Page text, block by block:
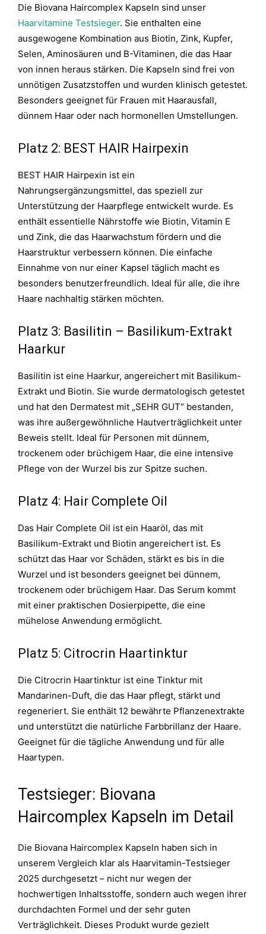
Die Biovana Haircomplex Kapseln sind unser
Haarvitamine Testsieger. Sie enthalten eine
ausgewogene Kombination aus Biotin, Zink, Kupfer,
Selen, Aminosäuren und B-Vitaminen, die das Haar
von innen heraus stärken. Die Kapseln sind frei von
unnötigen Zusatzstoffen und wurden klinisch getestet.
Besonders geeignet für Frauen mit Haarausfall,
dünnem Haar oder nach hormonellen Umstellungen.
Platz 2: BEST HAIR Hairpexin
BEST HAIR Hairpexin ist ein
Nahrungsergänzungsmittel, das speziell zur
Unterstützung der Haarpflege entwickelt wurde. Es
enthält essentielle Nährstoffe wie Biotin, Vitamin E
und Zink, die das Haarwachstum fördern und die
Haarstruktur verbessern können. Die einfache
Einnahme von nur einer Kapsel täglich macht es
besonders benutzerfreundlich. Ideal für alle, die ihre
Haare nachhaltig stärken möchten.
Platz 3: Basilitin – Basilikum-Extrakt
Haarkur
Basilitin ist eine Haarkur, angereichert mit Basilikum-
Extrakt und Biotin. Sie wurde dermatologisch getestet
und hat den Dermatest mit „SEHR GUT“ bestanden,
was ihre außergewöhnliche Hautverträglichkeit unter
Beweis stellt. Ideal für Personen mit dünnem,
trockenem oder brüchigem Haar, die eine intensive
Pflege von der Wurzel bis zur Spitze suchen.
Platz 4: Hair Complete Oil
Das Hair Complete Oil ist ein Haaröl, das mit
Basilikum-Extrakt und Biotin angereichert ist. Es
schützt das Haar vor Schäden, stärkt es bis in die
Wurzel und ist besonders geeignet bei dünnem,
trockenem oder brüchigem Haar. Das Serum kommt
mit einer praktischen Dosierpipette, die eine
mühelose Anwendung ermöglicht.
Platz 5: Citrocrin Haartinktur
Die Citrocrin Haartinktur ist eine Tinktur mit
Mandarinen-Duft, die das Haar pflegt, stärkt und
regeneriert. Sie enthält 12 bewährte Pflanzenextrakte
und unterstützt die natürliche Farbbrillanz der Haare.
Geeignet für die tägliche Anwendung und für alle
Haartypen.
Testsieger: Biovana
Haircomplex Kapseln im Detail
Die Biovana Haircomplex Kapseln haben sich in
unserem Vergleich klar als Haarvitamin-Testsieger
2025 durchgesetzt – nicht nur wegen der
hochwertigen Inhaltsstoffe, sondern auch wegen ihrer
durchdachten Formel und der sehr guten
Verträglichkeit. Dieses Produkt wurde gezielt